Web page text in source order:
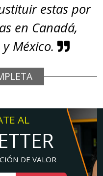
estas por
en Canadá,
y México.
AL
DE VALOR